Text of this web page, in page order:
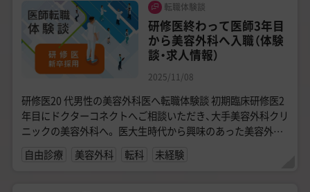
転職体験談
研修医終わって医師3年目
から美容外科へ入職（体験
談・求人情報）
2025/11/08
研修医20 代男性の美容外科医へ転職体験談 初期臨床研修医2
年目にドクターコネクトへご相談いただき、大手美容外科クリ
ニックの美容外科へ。 医大生時代から興味のあった美容外科
への転職を成功させた20代...
自由診療 美容外科 転科 未経験